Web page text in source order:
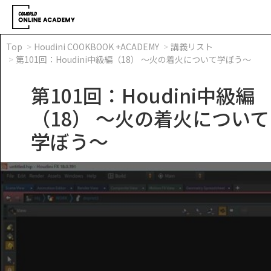
Top Houdini COOKBOOK +ACADEMY
講義リスト
第101回：Houdini中級編（18） ～火の着火について学ぼう～
第101回：Houdini中級編
（18） ～火の着火について
学ぼう～